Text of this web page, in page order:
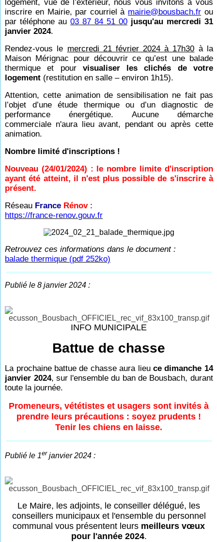
logement, vue de l’extérieur, nous vous invitons à vous
inscrire en Mairie, par courriel à mairie@bousbach.fr ou
par téléphone au03 87 84 51 00 jusqu'au mercredi 31
janvier 2024.
Rendez-vous le mercredi 21 février 2024 à 17h30 à la
Maison Mérignac pour découvrir ce qu’est une balade
thermique et pour visualiser les clichés de votre
logement (restitution en salle – environ 1h15).
Attention, cette animation de sensibilisation ne fait pas
l’objet d’une étude thermique ou d’un diagnostic de
performance énergétique. Aucune démarche
commerciale n'aura lieu avant, pendant ou après cette
animation.
Nombre limité d'inscriptions !
Nouveau (24/01/2024) : le nombre limite d'inscription
ayant été atteint, il n'est plus possible de s'inscrire à
présent.
Réseau France Rénov:
https://france-renov.gouv.fr
Retrouvez ces informations dans le document :
balade thermique (pdf 252ko)
Publié le 8 janvier 2024 :
INFO MUNICIPALE
Battue de chasse
La prochaine battue de chasse aura lieuce dimanche 14
janvier 2024, sur l'ensemble du ban de Bousbach, durant
toute la journée.
Promeneurs, vététistes et usagers sont invités à
prendre leurs précautions : soyez prudents !
Tenir les chiens en laisse.
Publié le 1er janvier 2024 :
Le Maire, les adjoints, le conseiller délégué, les
conseillers municipaux et l'ensemble du personnel
communal vous présentent leurs meilleurs vœux
pour l'année 2024.